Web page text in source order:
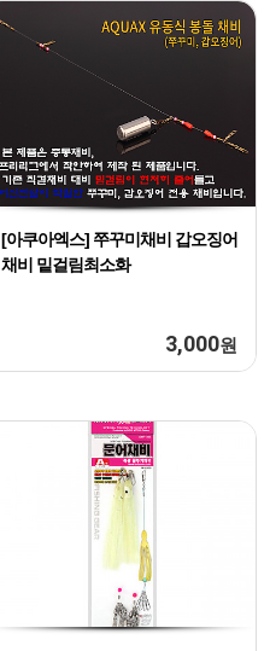
[아쿠아엑스] 쭈꾸미채비 갑오징어
채비 밑걸림최소화
3,000원